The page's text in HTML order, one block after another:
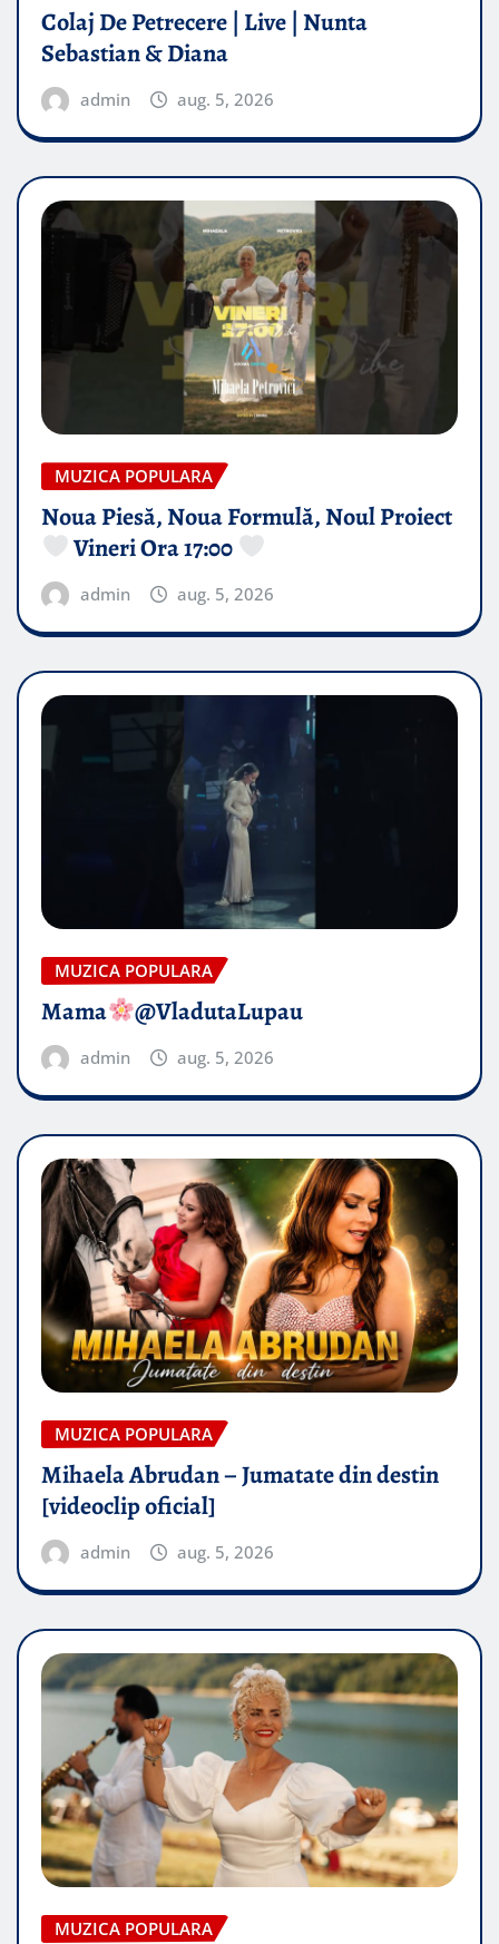
Colaj De Petrecere | Live | Nunta
Sebastian & Diana
admin aug. 5, 2026
MUZICA POPULARA
Noua Piesă, Noua Formulă, Noul Proiect
Vineri Ora 17:00
admin aug. 5, 2026
MUZICA POPULARA
Mama @VladutaLupau
admin aug. 5, 2026
MUZICA POPULARA
Mihaela Abrudan – Jumatate din destin
[videoclip oficial]
admin aug. 5, 2026
MUZICA POPULARA